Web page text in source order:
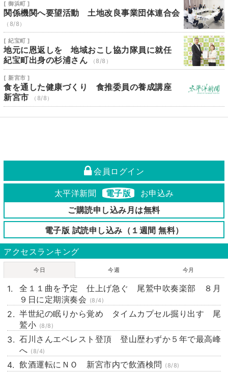
[ 御浜町 ]
関係機関へ要望活動 土地改良事業団体連合会
（8/8）
[ 紀宝町 ]
地元に恩返しを 地域おこし協力隊員に就任
紀宝町出身の杉浦さん
（8/8）
[ 新宮市 ]
食を通した健康づくり 食推委員の養成講座
新宮市
（8/8）
会員ログイン
太平洋新聞 電子版
お申込み
ご購読申し込み月は無料
電子版 試読申し込み（１週間 無料）
アクセスランキング
今日 今週 今月
全１１曲を予定 仕上げ急ぐ 尾鷲中吹奏楽部 ８月
９日に定期演奏会 (8/4)
半世紀の眠りから覚め タイムカプセル掘り出す 尾
鷲小 (8/8)
石川さんエベレスト登頂 登山歴わずか５年で最高峰
へ (8/4)
飲酒運転にＮＯ 新宮市内で飲酒検問 (8/8)